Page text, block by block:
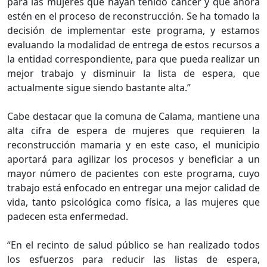
estén en el proceso de reconstrucción. Se ha tomado la
decisión de implementar este programa, y estamos
evaluando la modalidad de entrega de estos recursos a
la entidad correspondiente, para que pueda realizar un
mejor trabajo y disminuir la lista de espera, que
actualmente sigue siendo bastante alta.”
Cabe destacar que la comuna de Calama, mantiene una
alta cifra de espera de mujeres que requieren la
reconstrucción mamaria y en este caso, el municipio
aportará para agilizar los procesos y beneficiar a un
mayor número de pacientes con este programa, cuyo
trabajo está enfocado en entregar una mejor calidad de
vida, tanto psicológica como física, a las mujeres que
padecen esta enfermedad.
“En el recinto de salud público se han realizado todos
los esfuerzos para reducir las listas de espera,